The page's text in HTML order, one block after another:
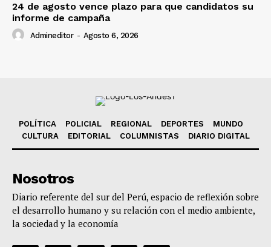
24 de agosto vence plazo para que candidatos su
informe de campaña
Admineditor - Agosto 6, 2026
POLÍTICA POLICIAL REGIONAL DEPORTES
MUNDO
CULTURA
EDITORIAL COLUMNISTAS DIARIO DIGITAL
Nosotros
Diario referente del sur del Perú, espacio de reflexión sobre
el desarrollo humano y su relación con el medio ambiente,
la sociedad y la economía